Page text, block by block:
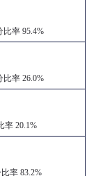
率 95.4%
率 26.0%
率 20.1%
率 83.2%